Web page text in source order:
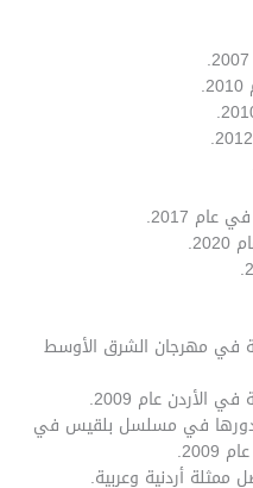
2017.
في مهرجان الشرق الأوسط
عام 2009.
دورها في مسلسل بلقيس في
أردنية وعربية.